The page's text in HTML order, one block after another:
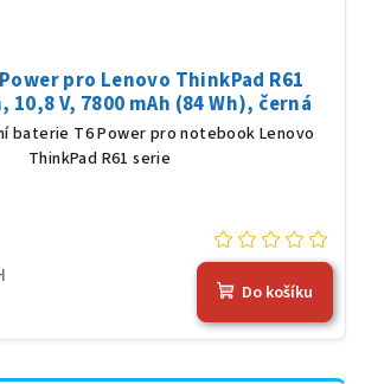
pro Lenovo ThinkPad R61
V, 7800 mAh (84 Wh), černá
baterie T6 Power pro notebook Lenovo
ThinkPad R61 serie
Do košíku